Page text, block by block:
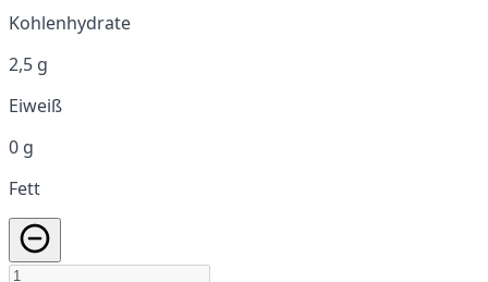
Kohlenhydrate
2,5 g
Eiweiß
0 g
Fett